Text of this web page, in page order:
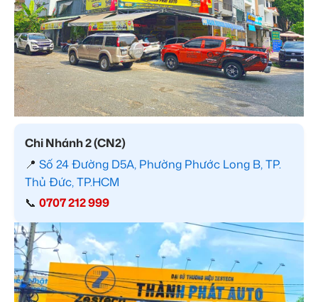
Chi Nhánh 2 (CN2)
📍 Số 24 Đường D5A, Phường Phước Long B, TP.
Thủ Đức, TP.HCM
📞 0707 212 999